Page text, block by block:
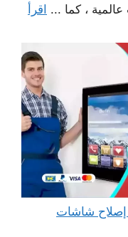
، كما ... اقرأ
فني تصليح تلفزيونات 55880595 إصلاح شاشات